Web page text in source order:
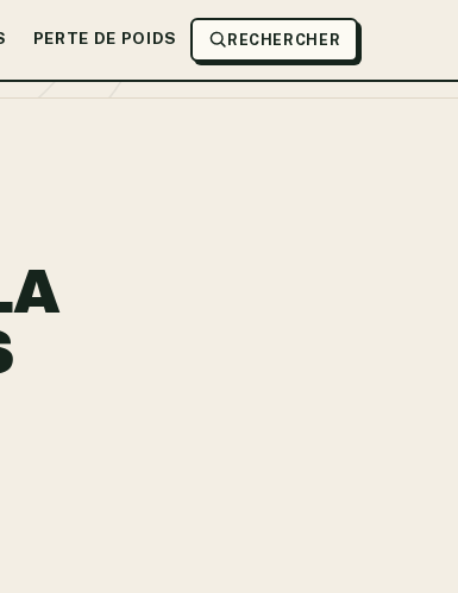
PERTE DE POIDS RECHERCHER